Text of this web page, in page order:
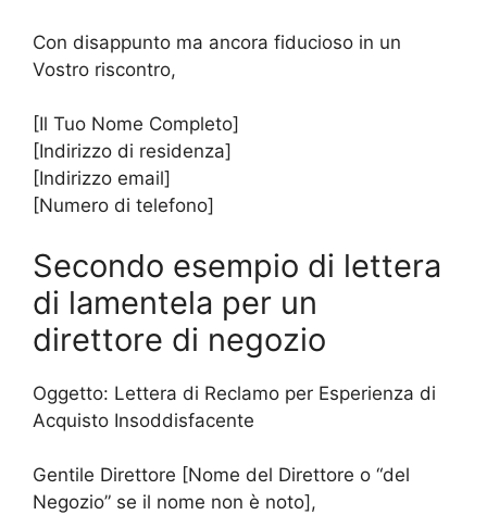
Con disappunto ma ancora fiducioso in un
Vostro riscontro,
[Il Tuo Nome Completo]
[Indirizzo di residenza]
[Indirizzo email]
[Numero di telefono]
Secondo esempio di lettera
di lamentela per un
direttore di negozio
Oggetto: Lettera di Reclamo per Esperienza di
Acquisto Insoddisfacente
Gentile Direttore [Nome del Direttore o “del
Negozio” se il nome non è noto],